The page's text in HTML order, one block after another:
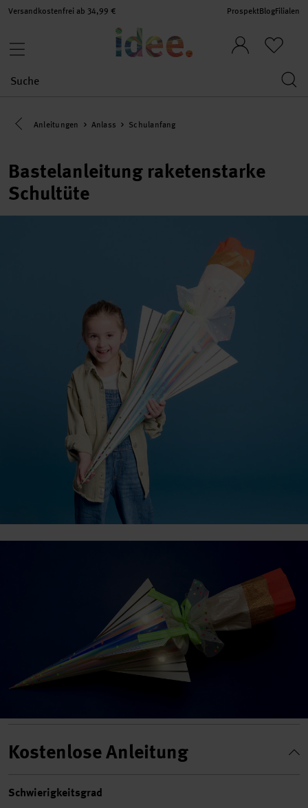
Versandkostenfrei ab 34,99 € ProspektBlogFilialen
Eine Kategorie zurück navigieren
Anleitungen Anlass Schulanfang
Bastelanleitung raketenstarke
Schultüte
Kostenlose Anleitung
Schwierigkeitsgrad